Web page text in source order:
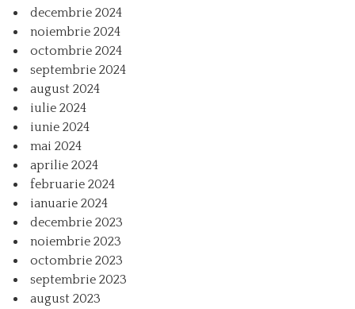
decembrie 2024
noiembrie 2024
octombrie 2024
septembrie 2024
august 2024
iulie 2024
iunie 2024
mai 2024
aprilie 2024
februarie 2024
ianuarie 2024
decembrie 2023
noiembrie 2023
octombrie 2023
septembrie 2023
august 2023